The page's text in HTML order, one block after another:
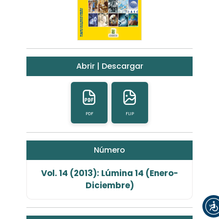
Abrir | Descargar
PDF FLIP
Número
Vol. 14 (2013): Lúmina 14 (Enero-
Diciembre)